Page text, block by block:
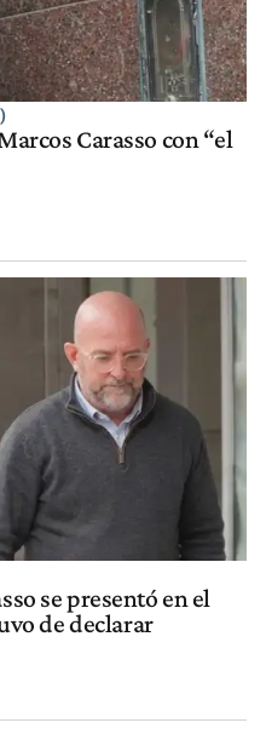
Carasso con “el
se presentó en el
de declarar